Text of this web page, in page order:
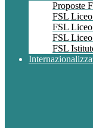
Proposte
FSL
FSL
FSL
FSL